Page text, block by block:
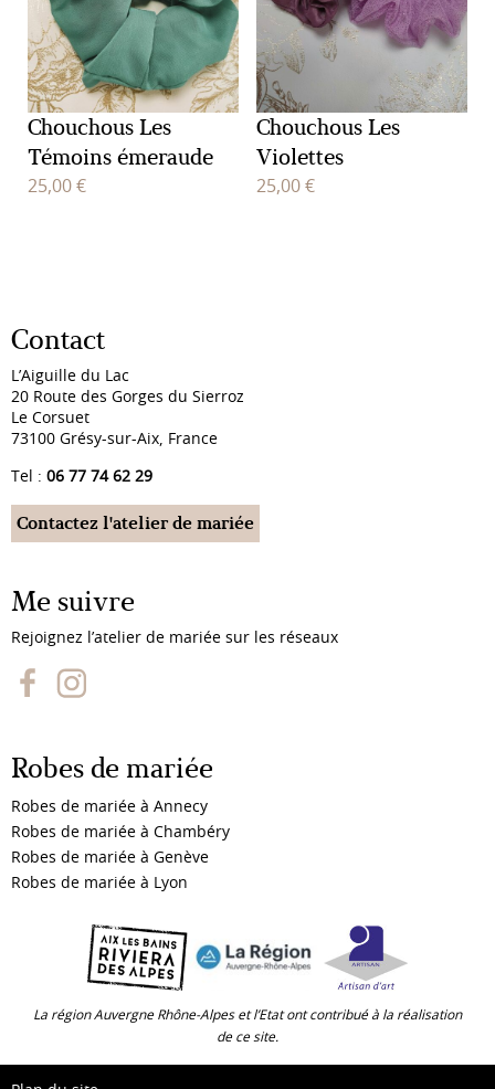
Chouchous Les
Témoins émeraude
25,00 €
Chouchous Les
Violettes
25,00 €
Contact
L’Aiguille du Lac
20 Route des Gorges du Sierroz
Le Corsuet
73100 Grésy-sur-Aix, France
Tel : 06 77 74 62 29
Contactez l'atelier de mariée
Me suivre
Rejoignez l’atelier de mariée sur les réseaux
Robes de mariée
Robes de mariée à Annecy
Robes de mariée à Chambéry
Robes de mariée à Genève
Robes de mariée à Lyon
La région Auvergne Rhône-Alpes et l’Etat ont contribué à la réalisation
de ce site.